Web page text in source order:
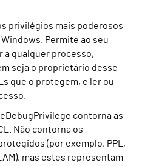
privilégios mais poderosos
Permite ao seu
a qualquer processo,
seja o proprietário desse
que o protegem, e ler ou
contorna as
Não contorna os
(por exemplo, PPL,
mas estes representam